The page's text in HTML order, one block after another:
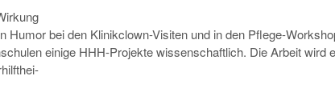
Humor bei den Klinikclown-Visiten und in den Pflege-
einige HHH-Projekte wissenschaftlich. Die Arbeit wird